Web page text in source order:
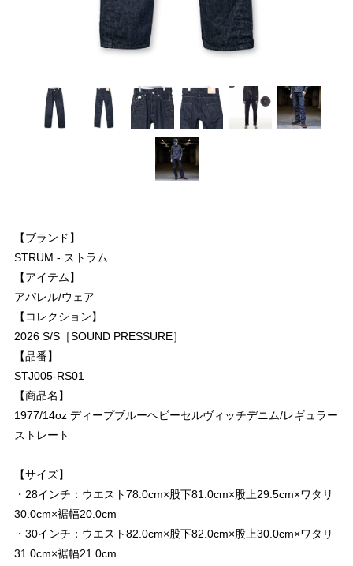
【ブランド】
STRUM - ストラム
【アイテム】
アパレル/ウェア
【コレクション】
2026 S/S［SOUND PRESSURE］
【品番】
STJ005-RS01
【商品名】
1977/14oz ディープブルーヘビーセルヴィッチデニム/レギュラー
ストレート
【サイズ】
・28インチ：ウエスト78.0cm×股下81.0cm×股上29.5cm×ワタリ
30.0cm×裾幅20.0cm
・30インチ：ウエスト82.0cm×股下82.0cm×股上30.0cm×ワタリ
31.0cm×裾幅21.0cm